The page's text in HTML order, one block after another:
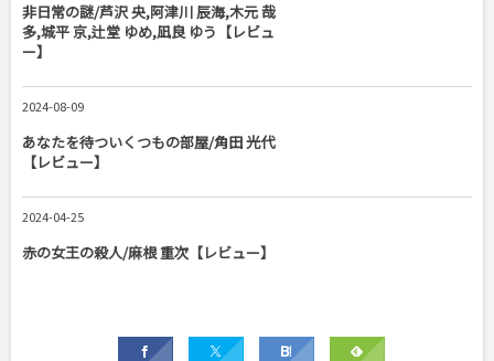
非日常の謎/芦沢 央,阿津川 辰海,木元 哉
多,城平 京,辻堂 ゆめ,凪良 ゆう【レビュ
ー】
2024-08-09
あなたを待ついくつもの部屋/角田 光代
【レビュー】
2024-04-25
赤の女王の殺人/麻根 重次【レビュー】